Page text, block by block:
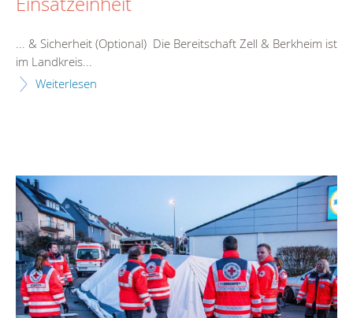
... & Sicherheit (Optional) Die Bereitschaft Zell & Berkheim ist
im Landkreis...
Weiterlesen